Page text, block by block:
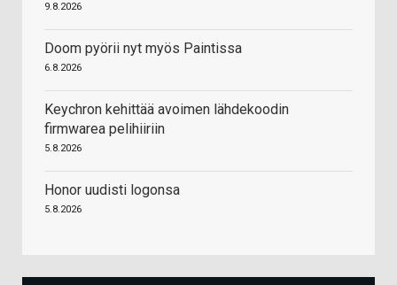
9.8.2026
Doom pyörii nyt myös Paintissa
6.8.2026
Keychron kehittää avoimen lähdekoodin
firmwarea pelihiiriin
5.8.2026
Honor uudisti logonsa
5.8.2026